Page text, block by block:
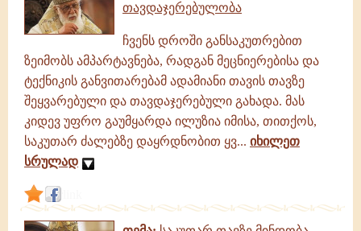
თავდაჯერებულობა
ჩვენს დროში განსაკუთრებით
ზეიმობს ამპარტავნება, რადგან მეცნიერებისა და
ტექნიკის განვითარებამ ადამიანი თავის თავზე
შეყვარებული და თავდაჯერებული გახადა. მას
კიდევ უფრო გაუმყარდა ილუზია იმისა, თითქოს,
საკუთარ ძალებზე დაყრდნობით ყვ... იხილეთ
სრულად